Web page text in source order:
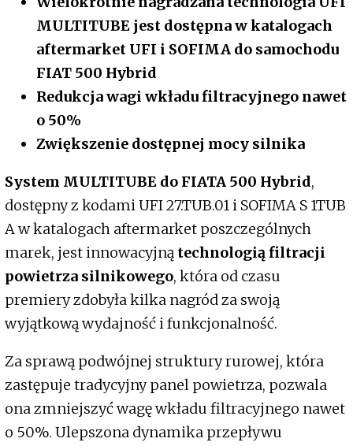
MULTITUBE jest dostępna w katalogach
aftermarket UFI i SOFIMA do samochodu
FIAT 500 Hybrid
Redukcja wagi wkładu filtracyjnego nawet
o 50%
Zwiększenie dostępnej mocy silnika
System MULTITUBE do FIATA 500 Hybrid,
dostępny z kodami UFI 27.TUB.01 i SOFIMA S 1TUB
A w katalogach aftermarket poszczególnych
marek, jest innowacyjną technologią filtracji
powietrza silnikowego, która od czasu
premiery zdobyła kilka nagród za swoją
wyjątkową wydajność i funkcjonalność.
Za sprawą podwójnej struktury rurowej, która
zastępuje tradycyjny panel powietrza, pozwala
ona zmniejszyć wagę wkładu filtracyjnego nawet
o 50%. Ulepszona dynamika przepływu